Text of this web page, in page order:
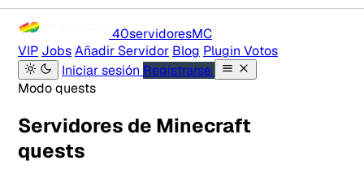
40servidoresMC
VIP JobsAñadir Servidor Blog Plugin Votos
Iniciar sesión Registrarse
Modo quests
Servidores de Minecraft
quests